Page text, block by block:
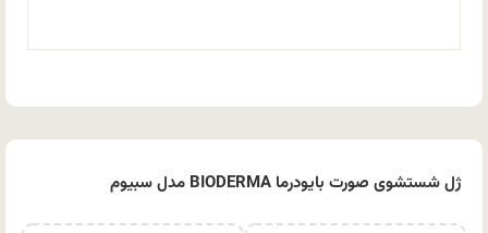
ژل شستشوی صورت بایودرما BIODERMA مدل سبیوم